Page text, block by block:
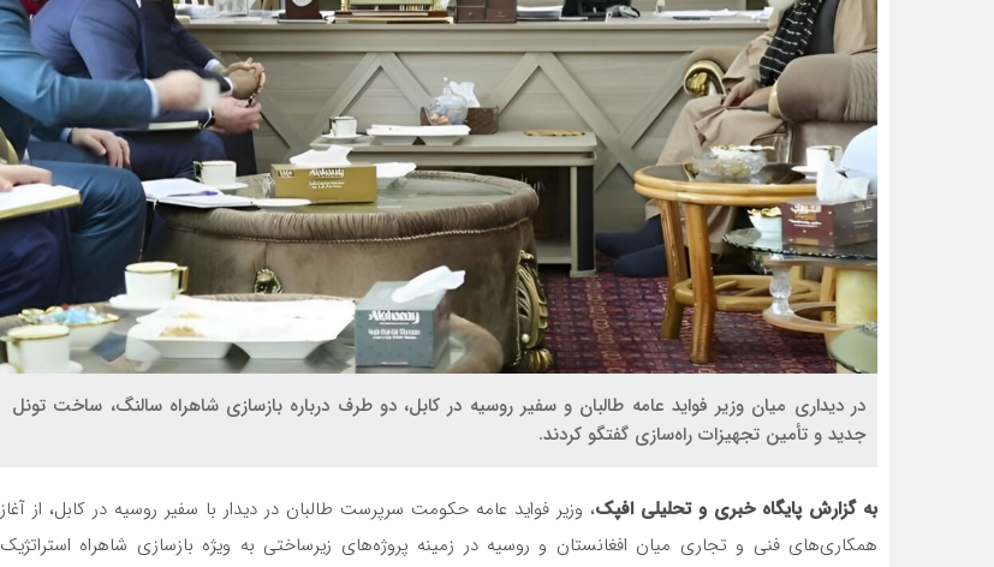
در دیداری میان وزیر فواید عامه طالبان و سفیر روسیه در کابل، دو طرف درباره بازسازی شاهراه سالنگ، ساخت تونل
جدید و تأمین تجهیزات راه‌سازی گفتگو کردند.
به گزارش پایگاه خبری و تحلیلی افپک، وزیر فواید عامه حکومت سرپرست طالبان در دیدار با سفیر روسیه در کابل، از آغاز
همکاری‌های فنی و تجاری میان افغانستان و روسیه در زمینه پروژه‌های زیرساختی به ویژه بازسازی شاهراه استراتژیک